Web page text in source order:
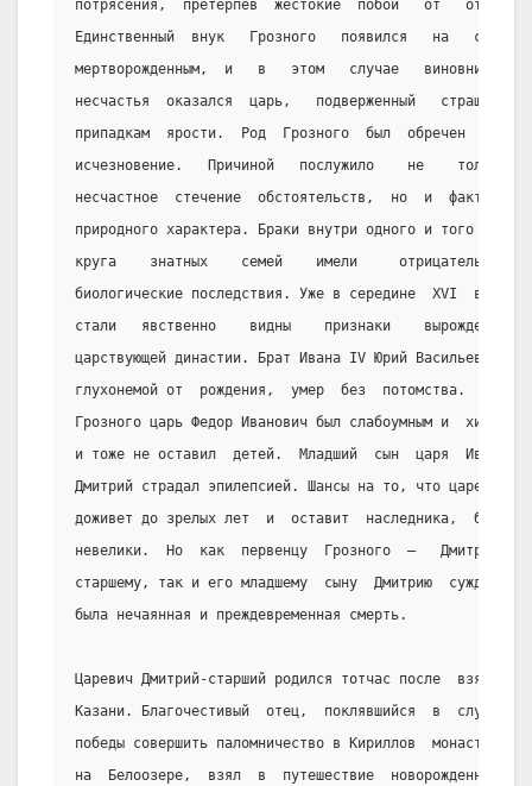
потрясения,  претерпев  жестокие  побои   от   отца.
Единственный  внук   Грозного   появился   на   свет
мертворожденным,  и   в   этом   случае   виновником
несчастья  оказался  царь,   подверженный   страшным
припадкам  ярости.  Род  Грозного  был  обречен   на
исчезновение.   Причиной   послужило    не    только
несчастное  стечение  обстоятельств,  но  и  факторы
природного характера. Браки внутри одного и того  же
круга    знатных    семей    имели     отрицательные
биологические последствия. Уже в середине  XVI  века
стали   явственно    видны    признаки    вырождения
царствующей династии. Брат Ивана IV Юрий Васильевич,
глухонемой от  рождения,  умер  без  потомства.  Сын
Грозного царь Федор Иванович был слабоумным и  хилым
и тоже не оставил  детей.  Младший  сын  царя  Ивана
Дмитрий страдал эпилепсией. Шансы на то, что царевич
доживет до зрелых лет  и  оставит  наследника,  были
невелики.  Но  как  первенцу  Грозного  —   Дмитрию-
старшему, так и его младшему  сыну  Дмитрию  суждена
была нечаянная и преждевременная смерть.
Царевич Дмитрий-старший родился тотчас после  взятия
Казани. Благочестивый  отец,  поклявшийся  в  случае
победы совершить паломничество в Кириллов  монастырь
на  Белоозере,  взял  в  путешествие  новорожденного